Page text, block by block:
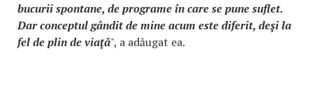
bucurii spontane, de programe în care se pune suflet.
Dar conceptul gândit de mine acum este diferit, deşi la
fel de plin de viaţă", a adăugat ea.